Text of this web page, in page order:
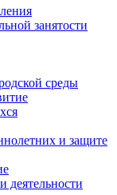
занятости
среды
и защите
деятельности